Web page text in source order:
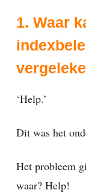
1. Waar
‘Help.’
Dit was het
Het probleem
waar? Help!